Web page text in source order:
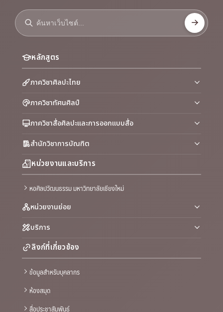
หลักสูตร
ภาควิชาศิลปะไทย
ภาควิชาทัศนศิลป์
ภาควิชาสื่อศิลปะและการออกแบบสื่อ
สำนักวิชาการบัณฑิต
หน่วยงานและบริการ
หอศิลปวัฒนธรรม มหาวิทยาลัยเชียงใหม่
หน่วยงานย่อย
บริการ
ลิงก์ที่เกี่ยวข้อง
ข้อมูลสำหรับบุคลากร
ห้องสมุด
สื่อประชาสัมพันธ์